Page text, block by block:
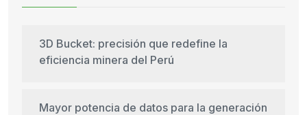
3D Bucket: precisión que redefine la
eficiencia minera del Perú
Mayor potencia de datos para la generación